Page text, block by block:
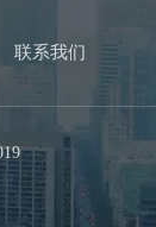
联系我们